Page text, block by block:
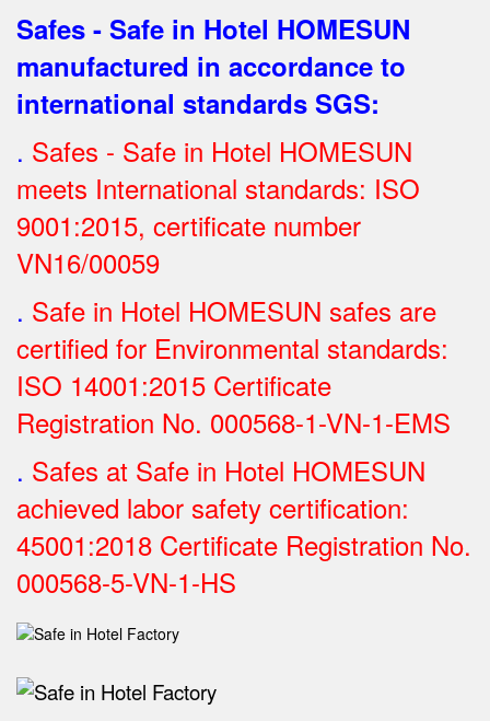
Safes - Safe in Hotel HOMESUN
manufactured in accordance to
international standards SGS:
. Safes - Safe in Hotel HOMESUN
meets International standards: ISO
9001:2015, certificate number
VN16/00059
. Safe in Hotel HOMESUN safes are
certified for Environmental standards:
ISO 14001:2015 Certificate
Registration No. 000568-1-VN-1-EMS
. Safes at Safe in Hotel HOMESUN
achieved labor safety certification:
45001:2018 Certificate Registration No.
000568-5-VN-1-HS